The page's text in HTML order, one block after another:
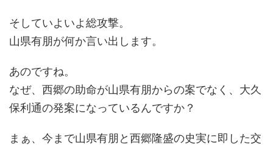
そしていよいよ総攻撃。
山県有朋が何か言い出します。
あのですね。
なぜ、西郷の助命が山県有朋からの案でなく、大久
保利通の発案になっているんですか？
まぁ、今まで山県有朋と西郷隆盛の史実に即した交